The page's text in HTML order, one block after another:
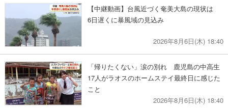
【中継動画】台風近づく奄美大島の現状は
6日遅くに暴風域の見込み
2026年8月6日(木) 18:40
「帰りたくない」涙の別れ 鹿児島の中高生
17人がラオスのホームステイ最終日に感じた
こと
2026年8月6日(木) 18:40